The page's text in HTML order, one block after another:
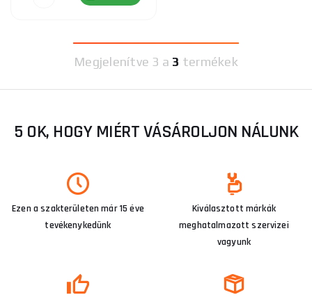
Megjelenítve 3 a 3 termékek
5 OK, HOGY MIÉRT VÁSÁROLJON NÁLUNK
Ezen a szakterületen már 15 éve
tevékenykedünk
Kiválasztott márkák
meghatalmazott szervizei
vagyunk